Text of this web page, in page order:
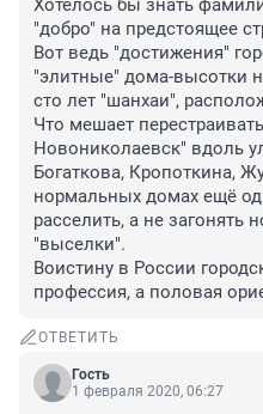
Хотелось бы знать
"добро" на предстоящее
Вот ведь "достижения"
"элитные" дома-высотки
сто лет "шанхаи",
Что мешает
Новониколаевск" вдоль
Богаткова, Кропоткина,
нормальных домах ещё
расселить, а не
"выселки".
Воистину в России
профессия, а половая
ОТВЕТИТЬ
Гость
1 февраля 2020, 06:27